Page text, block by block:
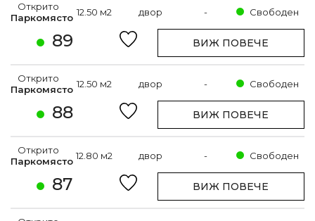
89
Открито
Паркомясто 12.50 м2 двор - Свободен
ВИЖ ПОВЕЧЕ
88
Открито
Паркомясто 12.50 м2 двор - Свободен
ВИЖ ПОВЕЧЕ
87
Открито
Паркомясто 12.80 м2 двор - Свободен
ВИЖ ПОВЕЧЕ